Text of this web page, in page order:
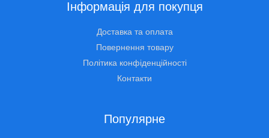
Інформація для покупця
Доставка та оплата
Повернення товару
Політика конфіденційності
Контакти
Популярне